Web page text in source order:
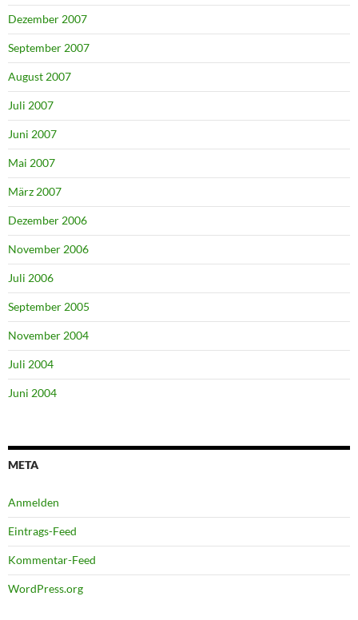
Dezember 2007
September 2007
August 2007
Juli 2007
Juni 2007
Mai 2007
März 2007
Dezember 2006
November 2006
Juli 2006
September 2005
November 2004
Juli 2004
Juni 2004
META
Anmelden
Eintrags-Feed
Kommentar-Feed
WordPress.org